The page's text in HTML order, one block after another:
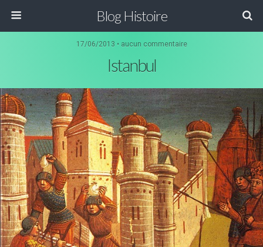
Blog Histoire
17/06/2013 • aucun commentaire
Istanbul